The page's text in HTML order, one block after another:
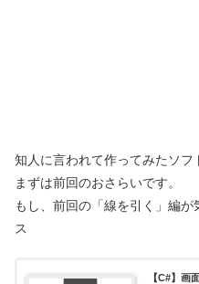
知人に言われて作ってみたソフ
まずは前回のおさらいです。
もし、前回の「線を引く」編
ス
【C#】画